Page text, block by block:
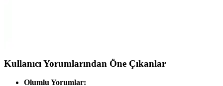
Kullanıcı Yorumlarından Öne Çıkanlar
Olumlu Yorumlar: